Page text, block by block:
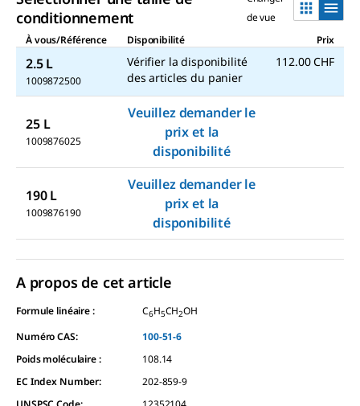
conditionnement
de vue
À vous/Référence
Disponibilité Prix
2.5 L
1009872500
Vérifier la disponibilité
des articles du panier
112.00 CHF
25 L
1009876025
Veuillez demander le
prix et la
disponibilité
190 L
1009876190
Veuillez demander le
prix et la
disponibilité
A propos de cet article
Formule linéaire : C6H5CH2OH
Numéro CAS:
100-51-6
Poids moléculaire :
108.14
EC Index Number:
202-859-9